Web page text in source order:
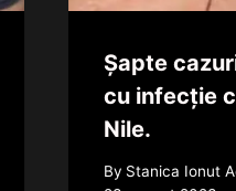
Şapte
cu infecţie
Nile.
By Stanica Ionut